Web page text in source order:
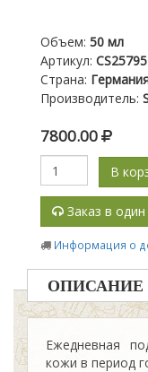
Объем: 50 мл
Артикул: CS25795
Страна:
Производитель:
7800.00
В
Заказ в один
Информация о
ОПИСАНИЕ
Ежедневная
кожи в период